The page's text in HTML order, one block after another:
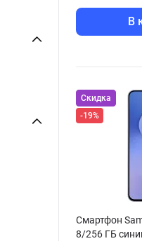
В
Скидка
-19%
Смартфон
8/256 ГБ